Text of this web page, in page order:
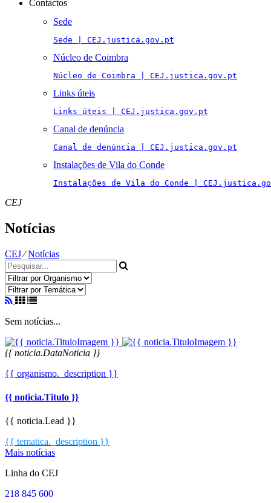
Contactos
Sede
Sede | CEJ.justica.gov.pt
Núcleo de Coimbra
Núcleo de Coimbra | CEJ.justica.gov.pt
Links úteis
Links úteis | CEJ.justica.gov.pt
Canal de denúncia
Canal de denúncia | CEJ.justica.gov.pt
Instalações de Vila do Conde
Instalações de Vila do Conde |
CEJ
Notícias
CEJ⁄Notícias
Sem notícias...
{{ noticia.DataNoticia }}
{{ organismo._description }}
{{ noticia.Titulo }}
{{ noticia.Lead }}
{{ tematica._description }}
Mais notícias
Linha do CEJ
218 845 600